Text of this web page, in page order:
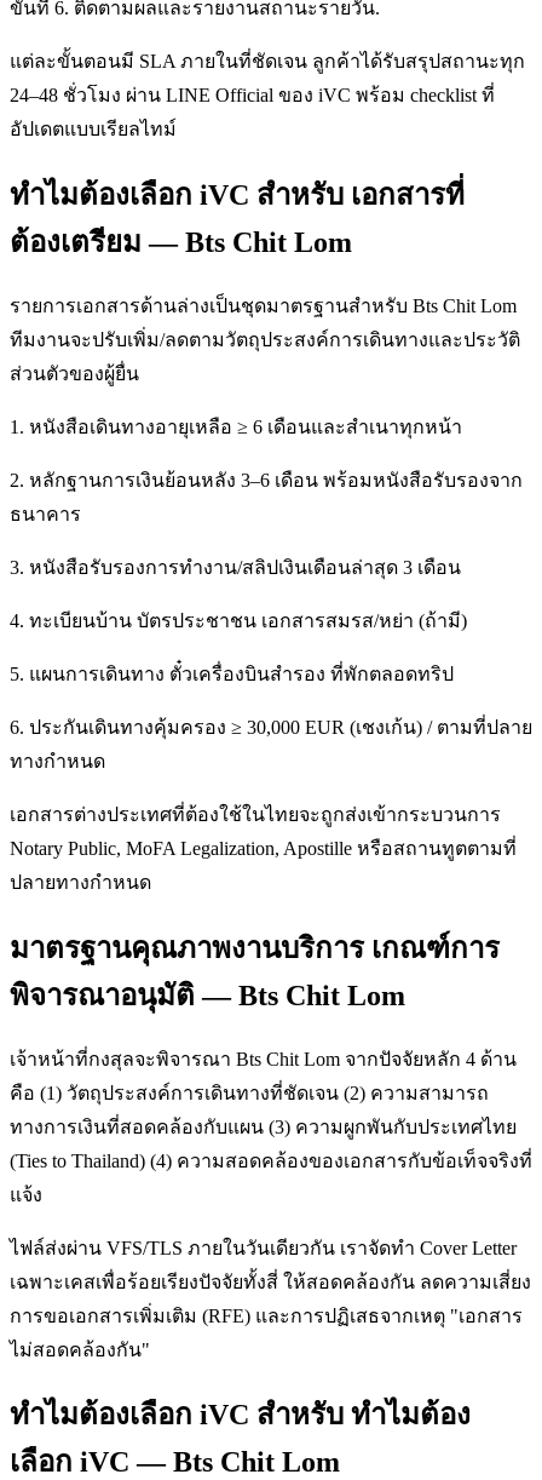
ขั้นที่ 6. ติดตามผลและรายงานสถานะรายวัน.
แต่ละขั้นตอนมี SLA ภายในที่ชัดเจน ลูกค้าได้รับสรุปสถานะทุก
24–48 ชั่วโมง ผ่าน LINE Official ของ iVC พร้อม checklist ที่
อัปเดตแบบเรียลไทม์
ทำไมต้องเลือก iVC สำหรับ เอกสารที่
ต้องเตรียม — Bts Chit Lom
รายการเอกสารด้านล่างเป็นชุดมาตรฐานสำหรับ Bts Chit Lom
ทีมงานจะปรับเพิ่ม/ลดตามวัตถุประสงค์การเดินทางและประวัติ
ส่วนตัวของผู้ยื่น
1. หนังสือเดินทางอายุเหลือ ≥ 6 เดือนและสำเนาทุกหน้า
2. หลักฐานการเงินย้อนหลัง 3–6 เดือน พร้อมหนังสือรับรองจาก
ธนาคาร
3. หนังสือรับรองการทำงาน/สลิปเงินเดือนล่าสุด 3 เดือน
4. ทะเบียนบ้าน บัตรประชาชน เอกสารสมรส/หย่า (ถ้ามี)
5. แผนการเดินทาง ตั๋วเครื่องบินสำรอง ที่พักตลอดทริป
6. ประกันเดินทางคุ้มครอง ≥ 30,000 EUR (เชงเก้น) / ตามที่ปลาย
ทางกำหนด
เอกสารต่างประเทศที่ต้องใช้ในไทยจะถูกส่งเข้ากระบวนการ
Notary Public, MoFA Legalization, Apostille หรือสถานทูตตามที่
ปลายทางกำหนด
มาตรฐานคุณภาพงานบริการ เกณฑ์การ
พิจารณาอนุมัติ — Bts Chit Lom
เจ้าหน้าที่กงสุลจะพิจารณา Bts Chit Lom จากปัจจัยหลัก 4 ด้าน
คือ (1) วัตถุประสงค์การเดินทางที่ชัดเจน (2) ความสามารถ
ทางการเงินที่สอดคล้องกับแผน (3) ความผูกพันกับประเทศไทย
(Ties to Thailand) (4) ความสอดคล้องของเอกสารกับข้อเท็จจริงที่
แจ้ง
ไฟล์ส่งผ่าน VFS/TLS ภายในวันเดียวกัน เราจัดทำ Cover Letter
เฉพาะเคสเพื่อร้อยเรียงปัจจัยทั้งสี่ ให้สอดคล้องกัน ลดความเสี่ยง
การขอเอกสารเพิ่มเติม (RFE) และการปฏิเสธจากเหตุ "เอกสาร
ไม่สอดคล้องกัน"
ทำไมต้องเลือก iVC สำหรับ ทำไมต้อง
เลือก iVC — Bts Chit Lom